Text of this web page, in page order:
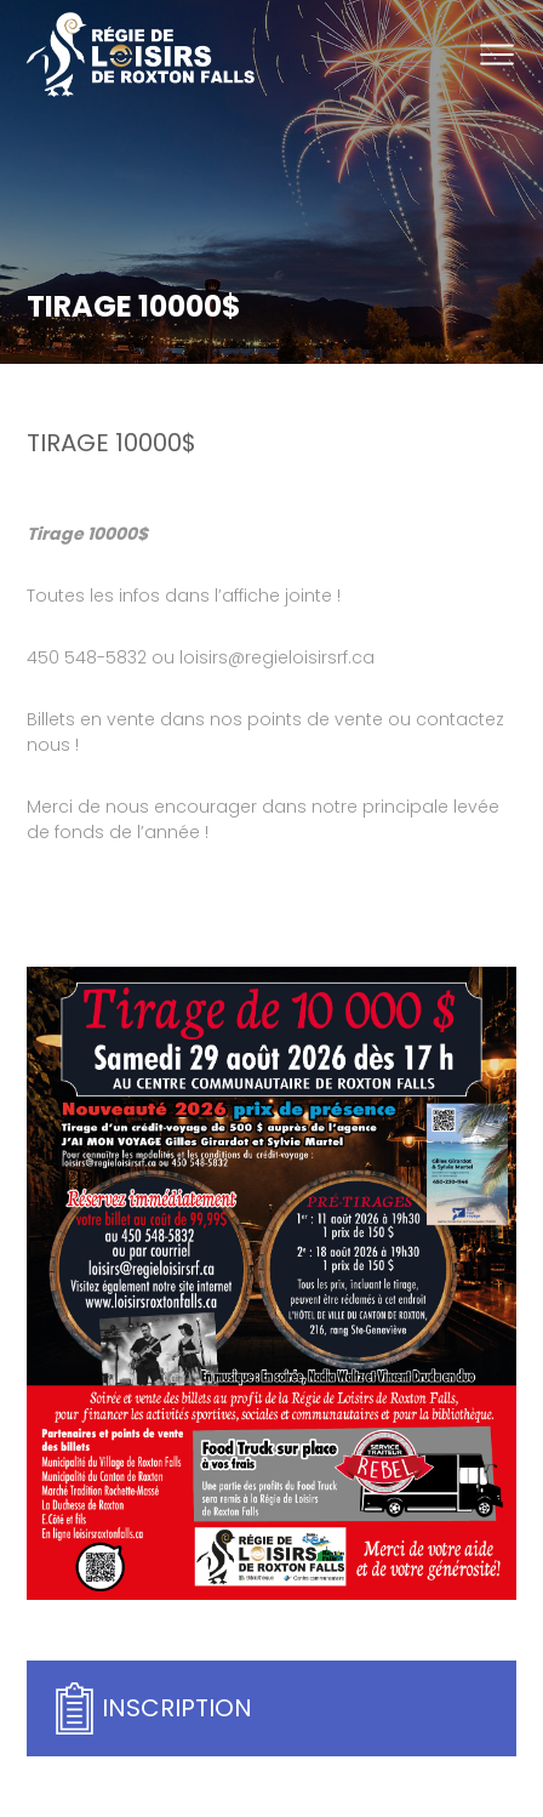
TIRAGE 10000$
TIRAGE 10000$
Tirage 10000$
Toutes les infos dans l’affiche jointe !
450 548-5832 ou loisirs@regieloisirsrf.ca
Billets en vente dans nos points de vente ou contactez
nous !
Merci de nous encourager dans notre principale levée
de fonds de l’année !
INSCRIPTION